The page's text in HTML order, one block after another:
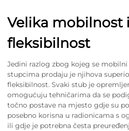
Velika mobilnost i
fleksibilnost
Jedini razlog zbog kojeg se
stupcima prodaju je njihova
fleksibilnost. Svaki stub je
omogućuju tehničarima da se
točno postave na mjesto gdje su
posebno korisna u radionicama s
ili gdje je potrebna česta